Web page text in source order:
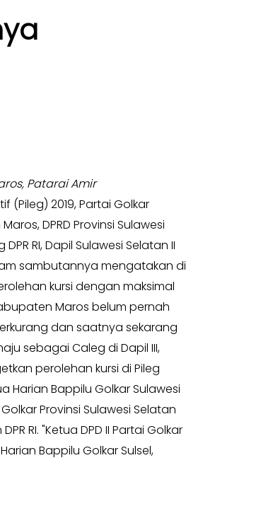
Patarai Amir
(Pileg) 2019, Partai Golkar
DPRD Provinsi Sulawesi
RI, Dapil Sulawesi Selatan II
sambutannya mengatakan di
kursi dengan maksimal
Maros belum pernah
dan saatnya sekarang
sebagai Caleg di Dapil III,
perolehan kursi di Pileg
Harian Bappilu Golkar Sulawesi
Provinsi Sulawesi Selatan
RI. "Ketua DPD II Partai Golkar
Bappilu Golkar Sulsel,